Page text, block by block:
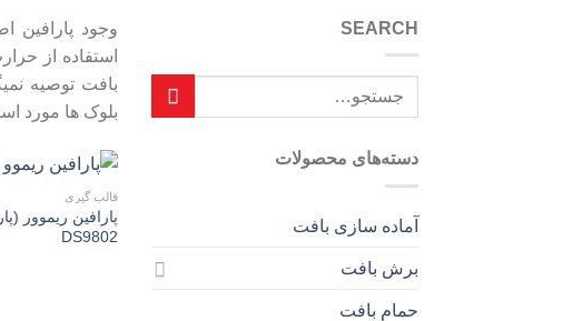
SEARCH
دسته‌های محصولات
آماده سازی بافت
برش بافت
حمام بافت
وجود پارافین
استفاده از
بافت توصیه
بلوک ها مورد
قالب گیری
پارافین ریموور
DS9802